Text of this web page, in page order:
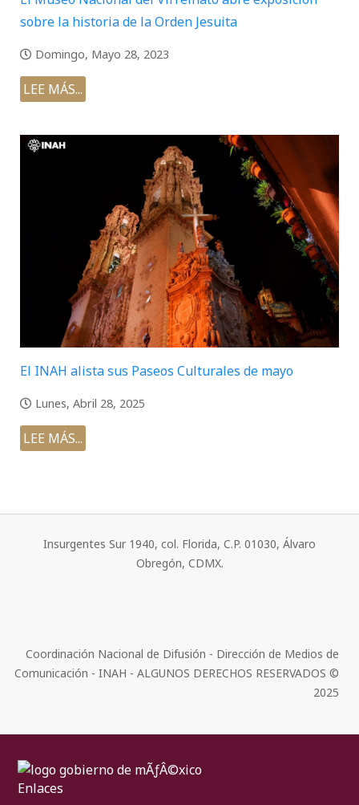
sobre la historia de la Orden Jesuita
Domingo, Mayo 28, 2023
LEE MÁS...
El INAH alista sus Paseos Culturales de mayo
Lunes, Abril 28, 2025
LEE MÁS...
Insurgentes Sur 1940, col. Florida, C.P. 01030, Álvaro
Obregón, CDMX.
Coordinación Nacional de Difusión - Dirección de Medios de
Comunicación - INAH - ALGUNOS DERECHOS RESERVADOS ©
2025
Enlaces